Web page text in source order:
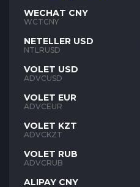
WECHAT CNY
WCTCNY
NETELLER USD
NTLRUSD
VOLET USD
ADVCUSD
VOLET EUR
ADVCEUR
VOLET KZT
ADVCKZT
VOLET RUB
ADVCRUB
ALIPAY CNY